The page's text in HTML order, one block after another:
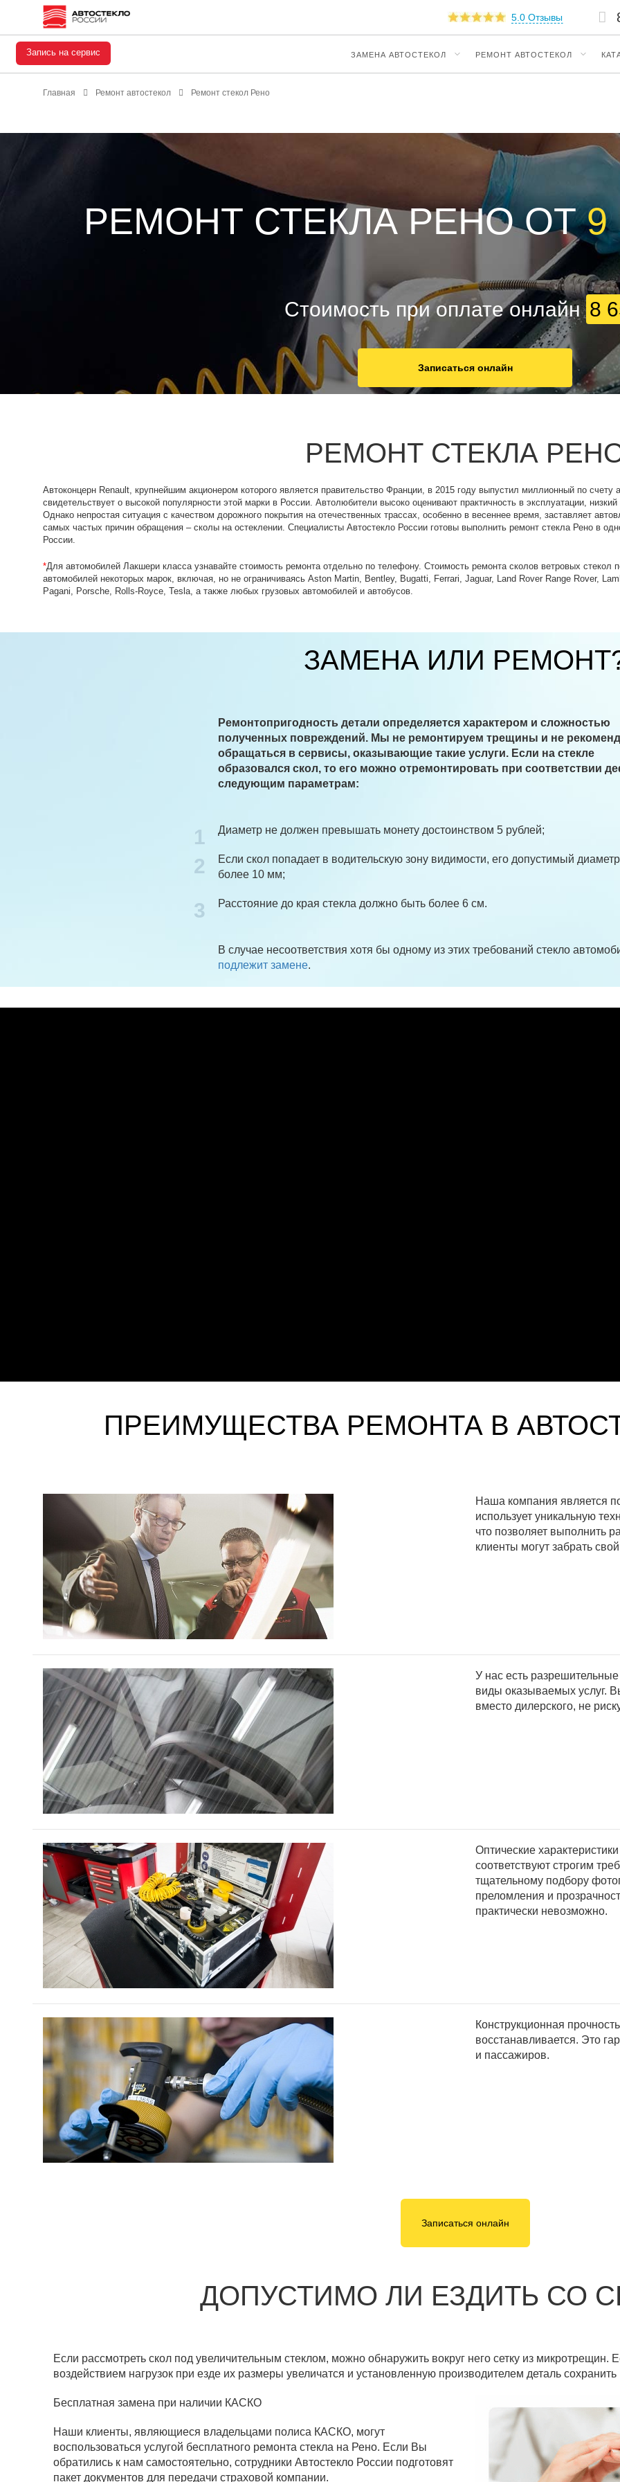
5.0 Отзывы
Запись на сервис ЗАМЕНА АВТОСТЕКОЛ РЕМОНТ АВТОСТЕКОЛ
Главная Ремонт автостекол Ремонт стекол Рено
РЕМОНТ СТЕКЛА РЕНО ОТ9
Стоимость при оплате онлайн8
Записаться онлайн
РЕМОНТ СТЕКЛА
Автоконцерн Renault, крупнейшим акционером которого является правительство Франции, в 2015 году выпустил миллионный по
свидетельствует о высокой популярности этой марки в России. Автолюбители высоко оценивают практичность в эксплуатации,
Однако непростая ситуация с качеством дорожного покрытия на отечественных трассах, особенно в весеннее время, заставляет
самых частых причин обращения – сколы на остеклении. Специалисты Автостекло России готовы выполнить ремонт стекла Рено в
России.
*Для автомобилей Лакшери класса узнавайте стоимость ремонта отдельно по телефону. Стоимость ремонта сколов ветровых
автомобилей некоторых марок, включая, но не ограничиваясь Aston Martin, Bentley, Bugatti, Ferrari, Jaguar, Land Rover Range Rover,
Pagani, Porsche, Rolls-Royсe, Tesla, а также любых грузовых автомобилей и автобусов.
ЗАМЕНА ИЛИ
Ремонтопригодность детали определяется характером и сложностью
полученных повреждений. Мы не ремонтируем трещины и не
обращаться в сервисы, оказывающие такие услуги. Если на стекле
образовался скол, то его можно отремонтировать при соответствии
следующим параметрам:
1 Диаметр не должен превышать монету достоинством 5 рублей;
2
Если скол попадает в водительскую зону видимости, его допустимый
более 10 мм;
3 Расстояние до края стекла должно быть более 6 см.
В случае несоответствия хотя бы одному из этих требований стекло
подлежит замене.
ПРЕИМУЩЕСТВА РЕМОНТА В
Наша компания является
использует уникальную
что позволяет выполнить
клиенты могут забрать
У нас есть
виды оказываемых услуг.
вместо дилерского, не
Оптические
соответствуют строгим
тщательному подбору
преломления и
практически невозможно.
Конструкционная
восстанавливается. Это
и пассажиров.
Записаться онлайн
ДОПУСТИМО ЛИ ЕЗДИТЬ СО
Если рассмотреть скол под увеличительным стеклом, можно обнаружить вокруг него сетку из
воздействием нагрузок при езде их размеры увеличатся и установленную производителем деталь
Бесплатная замена при наличии КАСКО
Наши клиенты, являющиеся владельцами полиса КАСКО, могут
воспользоваться услугой бесплатного ремонта стекла на Рено. Если Вы
обратились к нам самостоятельно, сотрудники Автостекло России подготовят
пакет документов для передачи страховой компании.